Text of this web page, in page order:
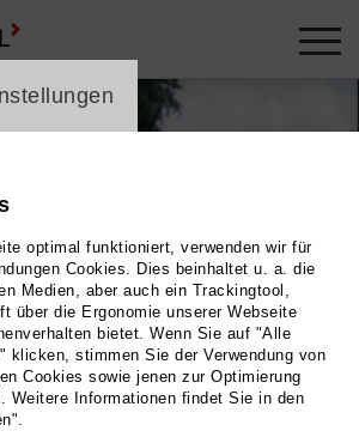
optimal funktioniert, verwenden wir für
Cookies. Dies beinhaltet u. a. die
Medien, aber auch ein Trackingtool,
über die Ergonomie unserer Webseite
bietet. Wenn Sie auf "Alle
klicken, stimmen Sie der Verwendung von
Cookies sowie jenen zur Optimierung
Weitere Informationen findet Sie in den